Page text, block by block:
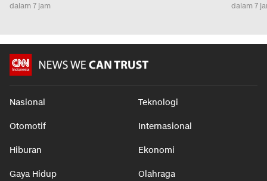
dalam 7 jam dalam 7
Nasional Teknologi
Otomotif Internasional
Hiburan Ekonomi
Gaya Hidup Olahraga